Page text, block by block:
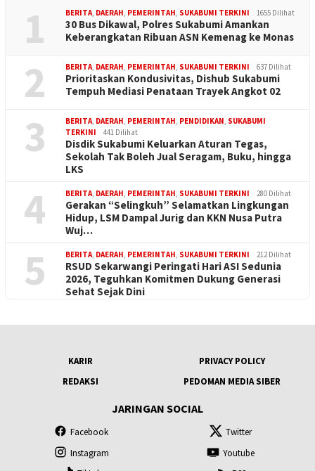
1 BERITA DAERAH PEMERINTAH SUKABUMI TERKINI 1655 Dilihat
30 Bus Dikawal, Polres Sukabumi Amankan
Keberangkatan Ribuan ASN Kemenag ke Monas
2 BERITA DAERAH PEMERINTAH SUKABUMI TERKINI 637 Dilihat
Prioritaskan Kondusivitas, Dishub Sukabumi
Tempuh Mediasi Penataan Trayek Angkot 02
3 BERITA DAERAH PEMERINTAH PENDIDIKAN SUKABUMI
TERKINI
441 Dilihat
Disdik Sukabumi Keluarkan Aturan Tegas,
Sekolah Tak Boleh Jual Seragam, Buku, hingga
LKS
4 BERITA DAERAH PEMERINTAH SUKABUMI TERKINI 280 Dilihat
Gerakan “Selingkuh” Selamatkan Lingkungan
Hidup, LSM Dampal Jurig dan KKN Nusa Putra
Wuj…
5 BERITA DAERAH PEMERINTAH SUKABUMI TERKINI 212 Dilihat
RSUD Sekarwangi Peringati Hari ASI Sedunia
2026, Teguhkan Komitmen Dukung Generasi
Sehat Sejak Dini
KARIR
PRIVACY POLICY
REDAKSI
PEDOMAN MEDIA SIBER
JARINGAN SOCIAL
Facebook
Twitter
Instagram
Youtube